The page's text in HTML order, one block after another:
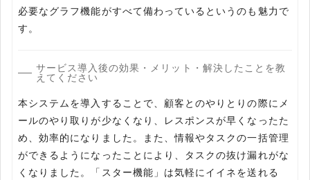
必要なグラフ機能がすべて備わっているというのも魅力で
す。
サービス導入後の効果・メリット・解決したことを教
えてください
本システムを導入することで、顧客とのやりとりの際にメ
ールのやり取りが少なくなり、レスポンスが早くなったた
め、効率的になりました。また、情報やタスクの一括管理
ができるようになったことにより、タスクの抜け漏れがな
くなりました。「スター機能」は気軽にイイネを送れる